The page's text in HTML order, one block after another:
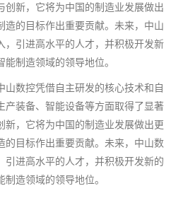
创新，它将为中国的制造业发展做出
造的目标作出重要贡献。未来，中山
，引进高水平的人才，并积极开发新
制造领域的领导地位。
山数控凭借自主研发的核心技术和自
产装备、智能设备等方面取得了显著
新，它将为中国的制造业发展做出更
的目标作出重要贡献。未来，中山数
引进高水平的人才，并积极开发新的
造领域的领导地位。